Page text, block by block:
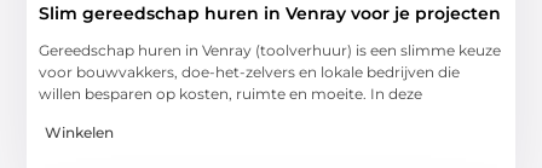
Slim gereedschap huren in Venray voor je projecten
Gereedschap huren in Venray (toolverhuur) is een slimme keuze
voor bouwvakkers, doe-het-zelvers en lokale bedrijven die
willen besparen op kosten, ruimte en moeite. In deze
Winkelen